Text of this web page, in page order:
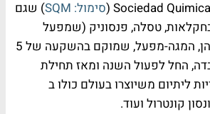
Sociedad סימול: SQM
) שגם
בחקלאות, טסלה, פנסוניק (שמפעל
הבטריות החדש שלהן, המגה-מפעל, שמוקם בהשקעה של 5
החל לפעול השנה ומאז תחילת
ליתיום משיוצרו בעולם כולו ב